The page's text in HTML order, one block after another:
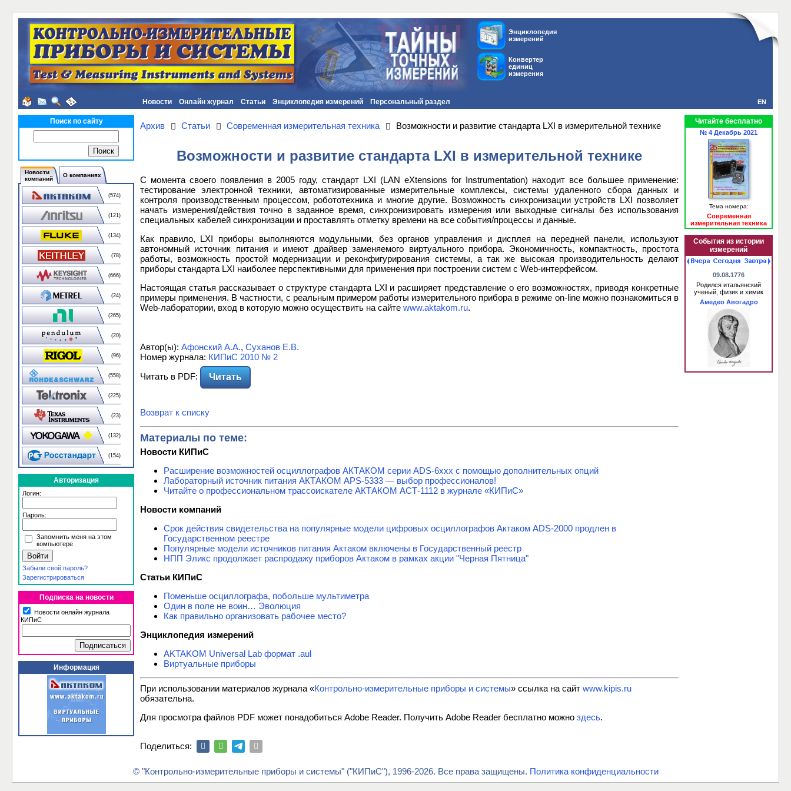
Энциклопедия
измерений
Конвертер
единиц
измерения
Новости Онлайн журнал Статьи Энциклопедия измерений Персональный раздел EN
Поиск по сайту
Новости
компаний
О компаниях
(574)
(121)
(134)
(78)
(666)
(24)
(265)
(20)
(96)
(558)
(225)
(23)
(132)
(154)
Авторизация
Логин:
Пароль:
Запомнить меня на этом
компьютере
Забыли свой пароль?
Зарегистрироваться
Подписка на новости
Новости онлайн журнала
КИПиС
Информация
Архив Статьи Современная измерительная техника Возможности и развитие стандарта LXI в измерительной технике
Возможности и развитие стандарта LXI в измерительной технике
С момента своего появления в 2005 году, стандарт LXI (LAN eXtensions for Instrumentation) находит все большее применение:
тестирование электронной техники, автоматизированные измерительные комплексы, системы удаленного сбора данных и
контроля производственным процессом, робототехника и многие другие. Возможность синхронизации устройств LXI позволяет
начать измерения/действия точно в заданное время, синхронизировать измерения или выходные сигналы без использования
специальных кабелей синхронизации и проставлять отметку времени на все события/процессы и данные.
Как правило, LXI приборы выполняются модульными, без органов управления и дисплея на передней панели, используют
автономный источник питания и имеют драйвер заменяемого виртуального прибора. Экономичность, компактность, простота
работы, возможность простой модернизации и реконфигурирования системы, а так же высокая производительность делают
приборы стандарта LXI наиболее перспективными для применения при построении систем с Web-интерфейсом.
Настоящая статья рассказывает о структуре стандарта LXI и расширяет представление о его возможностях, приводя конкретные
примеры применения. В частности, с реальным примером работы измерительного прибора в режиме on-line можно познакомиться в
Web-лаборатории, вход в которую можно осуществить на сайте www.aktakom.ru.
Автор(ы): Афонский А.А., Суханов Е.В.
Номер журнала: КИПиС 2010 № 2
Читать в PDF:
Читать
Возврат к списку
Материалы по теме:
Новости КИПиС
Расширение возможностей осциллографов АКТАКОМ серии ADS-6ххх с помощью дополнительных опций
Лабораторный источник питания АКТАКОМ APS-5333 — выбор профессионалов!
Читайте о профессиональном трассоискателе АКТАКОМ АСТ-1112 в журнале «КИПиС»
Новости компаний
Срок действия свидетельства на популярные модели цифровых осциллографов Актаком ADS-2000 продлен в
Государственном реестре
Популярные модели источников питания Актаком включены в Государственный реестр
НПП Эликс продолжает распродажу приборов Актаком в рамках акции "Черная Пятница"
Статьи КИПиС
Поменьше осциллографа, побольше мультиметра
Один в поле не воин… Эволюция
Как правильно организовать рабочее место?
Энциклопедия измерений
AKTAKOM Universal Lab формат .aul
Виртуальные приборы
При использовании материалов журнала «Контрольно-измерительные приборы и системы» ссылка на сайт www.kipis.ru
обязательна.
Для просмотра файлов PDF может понадобиться Adobe Reader. Получить Adobe Reader бесплатно можно здесь.
Поделиться:
Читайте бесплатно
№ 4 Декабрь 2021
Тема номера:
Современная
измерительная техника
События из истории
измерений
09.08.1776
Родился итальянский
ученый, физик и химик
Амедео Авогадро
© "Контрольно-измерительные приборы и системы" ("КИПиС"), 1996-2026. Все права защищены. Политика конфиденциальности